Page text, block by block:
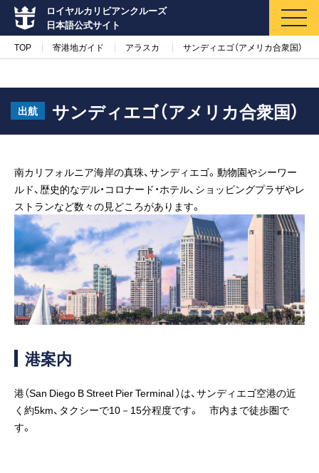
ロイヤルカリビアンクルーズ
日本語公式サイト
マイページ メルマガ登録
クルーズ検索
キャンペーン・特集
クルーズの楽しみ方
船内へようこそ
客船のご案内
寄港地ガイド
トピックス パンフレット
TOP 寄港地ガイド アラスカ サンディエゴ（アメリカ合衆国）
出航 サンディエゴ（アメリカ合衆国）
南カリフォルニア海岸の真珠、サンディエゴ。動物園やシーワー
ルド、歴史的なデル・コロナード・ホテル、ショッピングプラザやレ
ストランなど数々の見どころがあります。
港案内
港（San Diego B Street Pier Terminal ）は、サンディエゴ空港の近
く約5km、タクシーで10－15分程度です。 市内まで徒歩圏で
す。